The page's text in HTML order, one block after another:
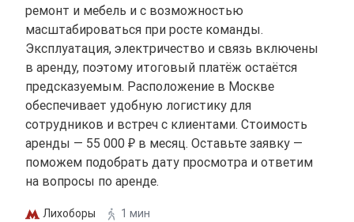
ремонт и мебель и с возможностью
масштабироваться при росте команды.
Эксплуатация, электричество и связь включены
в аренду, поэтому итоговый платёж остаётся
предсказуемым. Расположение в Москве
обеспечивает удобную логистику для
сотрудников и встреч с клиентами. Стоимость
аренды — 55 000 ₽ в месяц. Оставьте заявку —
поможем подобрать дату просмотра и ответим
на вопросы по аренде.
Лихоборы
1 мин